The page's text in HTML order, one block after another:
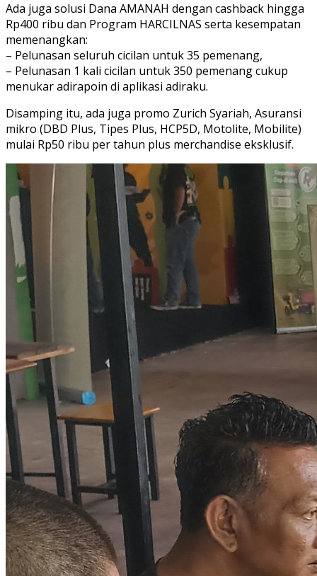
Ada juga solusi Dana AMANAH dengan cashback hingga
Rp400 ribu dan Program HARCILNAS serta kesempatan
memenangkan:
– Pelunasan seluruh cicilan untuk 35 pemenang,
– Pelunasan 1 kali cicilan untuk 350 pemenang cukup
menukar adirapoin di aplikasi adiraku.
Disamping itu, ada juga promo Zurich Syariah, Asuransi
mikro (DBD Plus, Tipes Plus, HCP5D, Motolite, Mobilite)
mulai Rp50 ribu per tahun plus merchandise eksklusif.